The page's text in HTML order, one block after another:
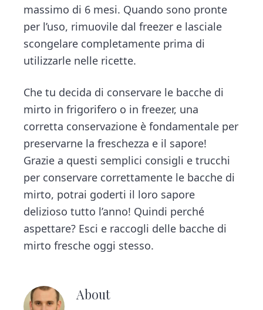
massimo di 6 mesi. Quando sono pronte
per l’uso, rimuovile dal freezer e lasciale
scongelare completamente prima di
utilizzarle nelle ricette.
Che tu decida di conservare le bacche di
mirto in frigorifero o in freezer, una
corretta conservazione è fondamentale per
preservarne la freschezza e il sapore!
Grazie a questi semplici consigli e trucchi
per conservare correttamente le bacche di
mirto, potrai goderti il loro sapore
delizioso tutto l’anno! Quindi perché
aspettare? Esci e raccogli delle bacche di
mirto fresche oggi stesso.
About